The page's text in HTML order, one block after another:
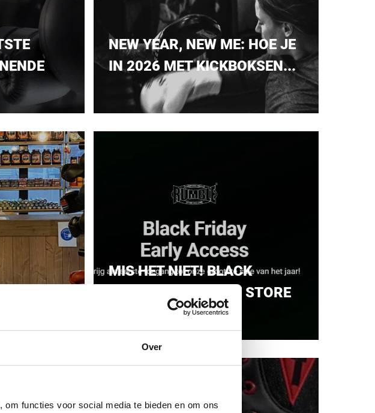
Over
functies voor social media te bieden en om ons
NEW YEAR, NEW ME: HOE JE
IN 2026 MET KICKBOKSEN...
MIS HET NIET! BLACK
FRIDAY BIJ RUMBLE STORE